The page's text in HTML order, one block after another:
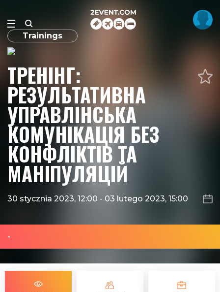
Trainings
ТРЕНІНГ:
РЕЗУЛЬТАТИВНА
УПРАВЛІНСЬКА
КОМУНІКАЦІЯ БЕЗ
КОНФЛІКТІВ ТА
МАНІПУЛЯЦІЙ
30 stycznia 2023, 12:00 - 03 lutego 2023, 15:00
-